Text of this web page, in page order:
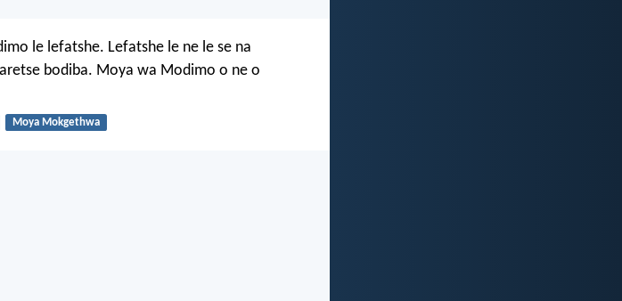
le lefatshe. Lefatshe le ne le se na
bodiba. Moya wa Modimo o ne o
Moya Mokgethwa